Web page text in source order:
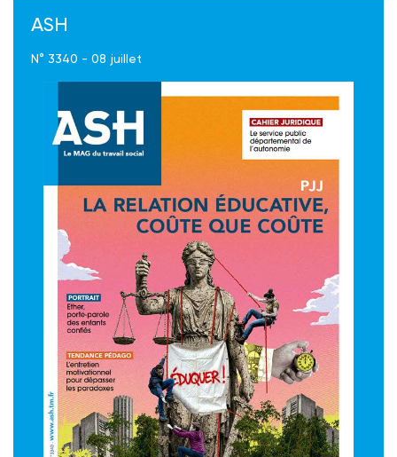
ASH
N° 3340 - 08 juillet